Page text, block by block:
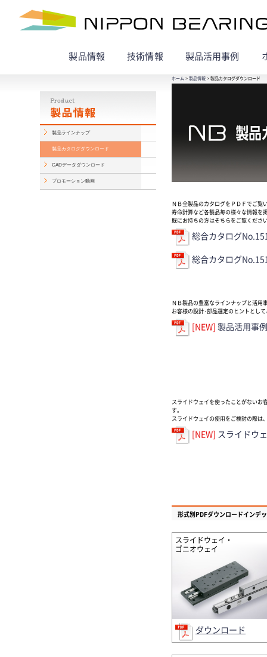
製品情報 技術情報 製品活用事例
製品ラインナップ
製品カタログダウンロード
CADデータダウンロード
プロモーション動画
ホーム > 製品情報 > 製品カタログダウンロード
ＮＢ全製品のカタログをＰＤＦでご覧
寿命計算など各製品毎の様々な情報を
既にお持ちの方はそちらをご覧くださ
総合カタログ
総合カタログ
ＮＢ製品の豊富なラインナップと活用
お客様の設計·部品選定のヒントとし
[NEW] 製品活用事
スライドウェイを使ったことがないお
す。
スライドウェイの使用をご検討の際は
[NEW] スライドウ
形式別PDFダウンロードインデ
スライドウェイ・
ゴニオウェイ
ダウンロード